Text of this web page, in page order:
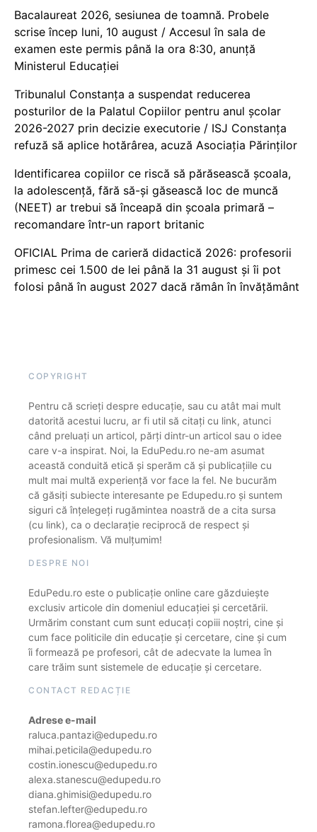
Bacalaureat 2026, sesiunea de toamnă. Probele
scrise încep luni, 10 august / Accesul în sala de
examen este permis până la ora 8:30, anunță
Ministerul Educației
Tribunalul Constanța a suspendat reducerea
posturilor de la Palatul Copiilor pentru anul școlar
2026-2027 prin decizie executorie / ISJ Constanța
refuză să aplice hotărârea, acuză Asociația Părinților
Identificarea copiilor ce riscă să părăsească școala,
la adolescență, fără să-și găsească loc de muncă
(NEET) ar trebui să înceapă din școala primară –
recomandare într-un raport britanic
OFICIAL Prima de carieră didactică 2026: profesorii
primesc cei 1.500 de lei până la 31 august și îi pot
folosi până în august 2027 dacă rămân în învățământ
COPYRIGHT
Pentru că scrieți despre educație, sau cu atât mai mult
datorită acestui lucru, ar fi util să citați cu link, atunci
când preluați un articol, părți dintr-un articol sau o idee
care v-a inspirat. Noi, la EduPedu.ro ne-am asumat
această conduită etică și sperăm că și publicațiile cu
mult mai multă experiență vor face la fel. Ne bucurăm
că găsiți subiecte interesante pe Edupedu.ro și suntem
siguri că înțelegeți rugămintea noastră de a cita sursa
(cu link), ca o declarație reciprocă de respect și
profesionalism. Vă mulțumim!
DESPRE NOI
EduPedu.ro este o publicație online care găzduiește
exclusiv articole din domeniul educației și cercetării.
Urmărim constant cum sunt educați copiii noștri, cine și
cum face politicile din educație și cercetare, cine și cum
îi formează pe profesori, cât de adecvate la lumea în
care trăim sunt sistemele de educație și cercetare.
CONTACT REDACȚIE
Adrese e-mail
raluca.pantazi@edupedu.ro
mihai.peticila@edupedu.ro
costin.ionescu@edupedu.ro
alexa.stanescu@edupedu.ro
diana.ghimisi@edupedu.ro
stefan.lefter@edupedu.ro
ramona.florea@edupedu.ro